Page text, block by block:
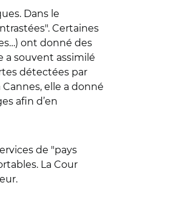
Dans le
Certaines
ont donné des
a souvent assimilé
détectées par
elle a donné
afin d’en
de "pays
La Cour